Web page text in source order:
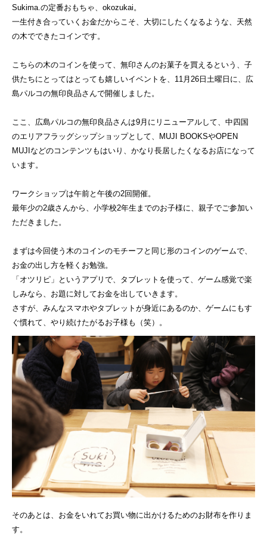
Sukima.の定番おもちゃ、okozukai。
一生付き合っていくお金だからこそ、大切にしたくなるような、天然
の木でできたコインです。
こちらの木のコインを使って、無印さんのお菓子を買えるという、子
供たちにとってはとっても嬉しいイベントを、11月26日土曜日に、広
島パルコの無印良品さんで開催しました。
ここ、広島パルコの無印良品さんは9月にリニューアルして、中四国
のエリアフラッグシップショップとして、MUJI BOOKSやOPEN
MUJIなどのコンテンツもはいり、かなり長居したくなるお店になって
います。
ワークショップは午前と午後の2回開催。
最年少の2歳さんから、小学校2年生までのお子様に、親子でご参加い
ただきました。
まずは今回使う木のコインのモチーフと同じ形のコインのゲームで、
お金の出し方を軽くお勉強。
「オツリピ」というアプリで、タブレットを使って、ゲーム感覚で楽
しみなら、お題に対してお金を出していきます。
さすが、みんなスマホやタブレットが身近にあるのか、ゲームにもす
ぐ慣れて、やり続けたがるお子様も（笑）。
そのあとは、お金をいれてお買い物に出かけるためのお財布を作りま
す。